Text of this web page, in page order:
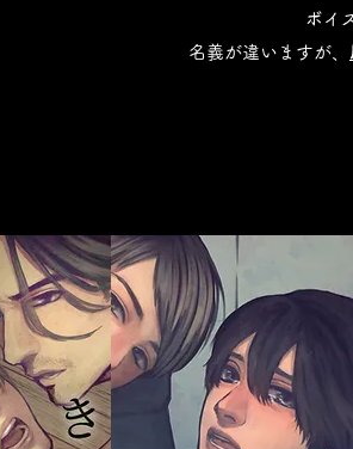
ボイ
​名義が違いますが、